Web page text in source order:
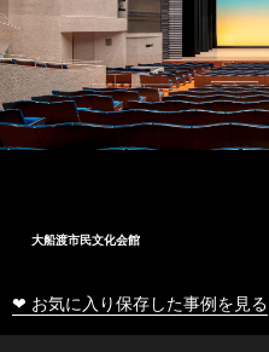
大船渡市民文化会館
❤ お気に入り保存した事例を見る